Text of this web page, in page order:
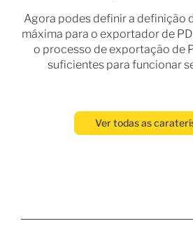
Agora podes definir a definição
máxima para o exportador de
o processo de exportação de
suficientes para funcionar
Ver todas as